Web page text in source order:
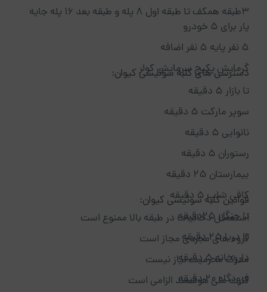
۳طبقه همکف تا طبقه اول ۸ پله و طبقه بعد ۱۶ پله جایه
پار برای ۵ خودرو
۵ نفر پایه ۵ نفر اضافه
گرمایش پکیج سرمایش کولر
دسترسی های کلبه سوئیسی کیوان:
تا بازار ۵ دقیقه
سوپر مارکت ۵ دقیقه
نانوایی ۵ دقیقه
رستوران ۵ دقیقه
بیمارستان ۲۵ دقیقه
کافی شاپ ۵ دقیقه
تا جنگل ۲۵دقیقه
تا دریا ۲۵ دقیقه
داروخانه ۵ دقیقه
فرودگاه ۲۰ دقیقه
قوانین کلبه سوئیسی کیوان:
استعمال دخانیات در طبقه بالا ممنوع است
گروه های مجردی مجاز است
مدرک محرمیت نیاز نیست
کارت ملی هوشمند الزامی است